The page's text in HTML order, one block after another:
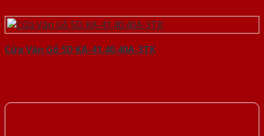
Cửa Vân Gỗ 5D KA-41.40.40A-3TK